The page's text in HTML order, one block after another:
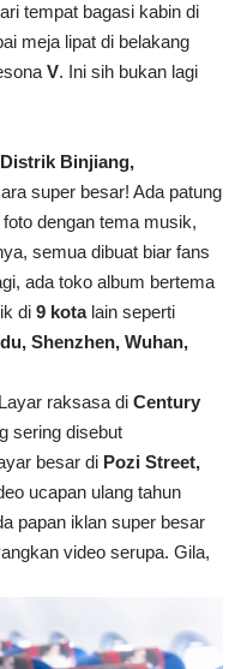
tempat bagasi kabin di
meja lipat di belakang
V. Ini sih bukan lagi
Binjiang,
super besar! Ada patung
dengan tema musik,
semua dibuat biar fans
ada toko album bertema
di 9 kotalain seperti
Shenzhen, Wuhan,
raksasa di Century
sering disebut
besar di Pozi Street,
ucapan ulang tahun
papan iklan super besar
video serupa. Gila,